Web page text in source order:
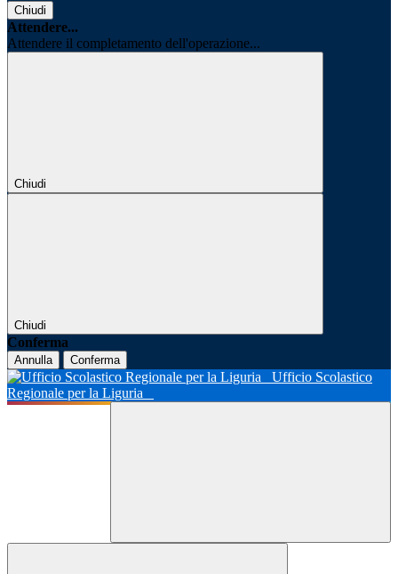
Chiudi
Attendere...
Attendere il completamento dell'operazione...
Chiudi
Chiudi
Conferma
Annulla Conferma
Ufficio Scolastico
Regionale per la Liguria